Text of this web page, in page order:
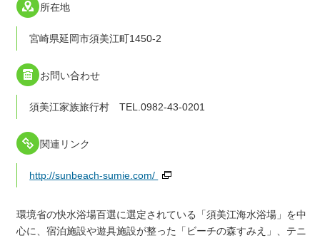
所在地
宮崎県延岡市須美江町1450-2
お問い合わせ
須美江家族旅行村 TEL.0982-43-0201
関連リンク
http://sunbeach-sumie.com/
環境省の快水浴場百選に選定されている「須美江海水浴場」を中
心に、宿泊施設や遊具施設が整った「ビーチの森すみえ」、テニ